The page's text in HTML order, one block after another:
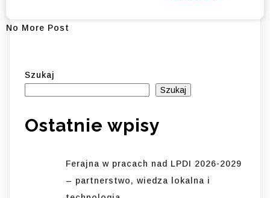
No More Post
Szukaj
Szukaj
Ostatnie wpisy
Ferajna w pracach nad LPDI 2026-2029
– partnerstwo, wiedza lokalna i